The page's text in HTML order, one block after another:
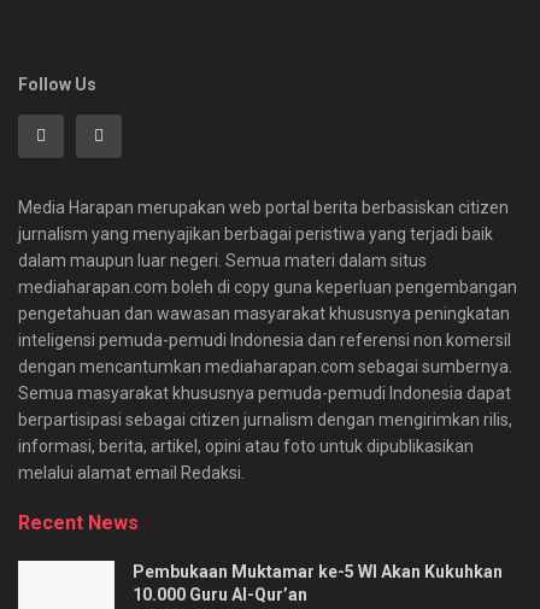
Follow Us
Media Harapan merupakan web portal berita berbasiskan citizen
jurnalism yang menyajikan berbagai peristiwa yang terjadi baik
dalam maupun luar negeri. Semua materi dalam situs
mediaharapan.com boleh di copy guna keperluan pengembangan
pengetahuan dan wawasan masyarakat khususnya peningkatan
inteligensi pemuda-pemudi Indonesia dan referensi non komersil
dengan mencantumkan mediaharapan.com sebagai sumbernya.
Semua masyarakat khususnya pemuda-pemudi Indonesia dapat
berpartisipasi sebagai citizen jurnalism dengan mengirimkan rilis,
informasi, berita, artikel, opini atau foto untuk dipublikasikan
melalui alamat email Redaksi.
Recent News
Pembukaan Muktamar ke-5 WI Akan Kukuhkan
10.000 Guru Al-Qur’an